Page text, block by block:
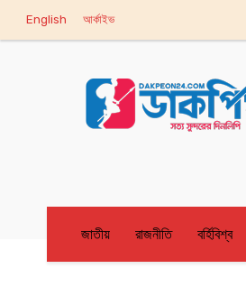
English আর্কাইভ
জাতীয় রাজনীতি বর্হিবিশ্ব